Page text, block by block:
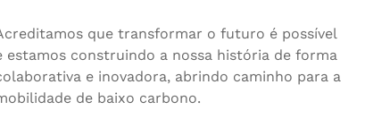
que transformar o futuro é possível
estamos construindo a nossa história de forma
e inovadora, abrindo caminho para a
de baixo carbono.